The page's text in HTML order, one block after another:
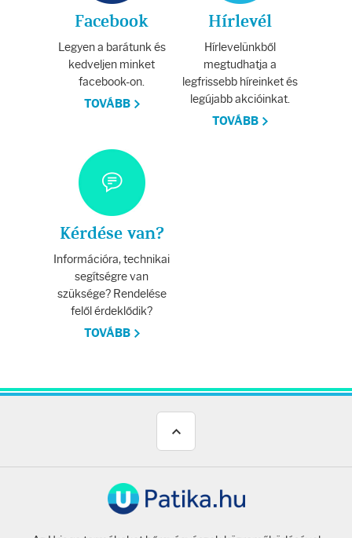
Facebook
Legyen a barátunk és
kedveljen minket
facebook-on.
TOVÁBB
Hírlevél
Hírlevelünkből
megtudhatja a
legfrissebb híreinket és
legújabb akcióinkat.
TOVÁBB
Kérdése van?
Információra, technikai
segítségre van
szüksége? Rendelése
felől érdeklődik?
TOVÁBB
Orrsprayk
Torokpasztillák
Fényvédelem
Napozás előtt
Napozás után
AZ ÖSSZES TERMÉK